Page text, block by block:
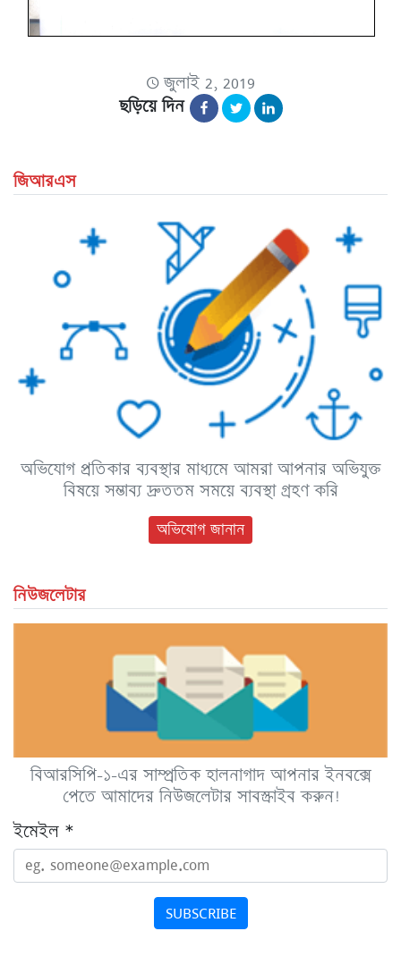
জুলাই 2, 2019
ছড়িয়ে দিন
জিআরএস
অভিযোগ প্রতিকার ব্যবস্থার মাধ্যমে আমরা আপনার অভিযুক্ত
বিষয়ে সম্ভাব্য দ্রুততম সময়ে ব্যবস্থা গ্রহণ করি
অভিযোগ জানান
নিউজলেটার
বিআরসিপি-১-এর সাম্প্রতিক হালনাগাদ আপনার ইনবক্সে
পেতে আমাদের নিউজলেটার সাবস্ক্রাইব করুন!
ইমেইল *
SUBSCRIBE